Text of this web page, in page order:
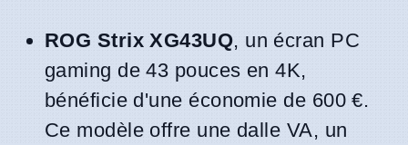
ROG Strix XG43UQ, un écran PC
gaming de 43 pouces en 4K,
bénéficie d'une économie de 600 €.
Ce modèle offre une dalle VA, un